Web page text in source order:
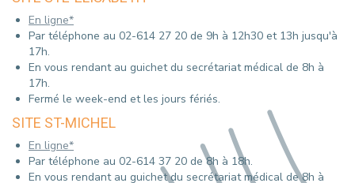
En ligne*
Par téléphone au 02-614 27 20 de 9h à 12h30 et 13h jusqu'à
17h.
En vous rendant au guichet du secrétariat médical de 8h à
17h.
Fermé le week-end et les jours fériés.
SITE ST-MICHEL
En ligne*
Par téléphone au 02-614 37 20 de 8h à 18h.
En vous rendant au guichet du secrétariat médical de 8h à